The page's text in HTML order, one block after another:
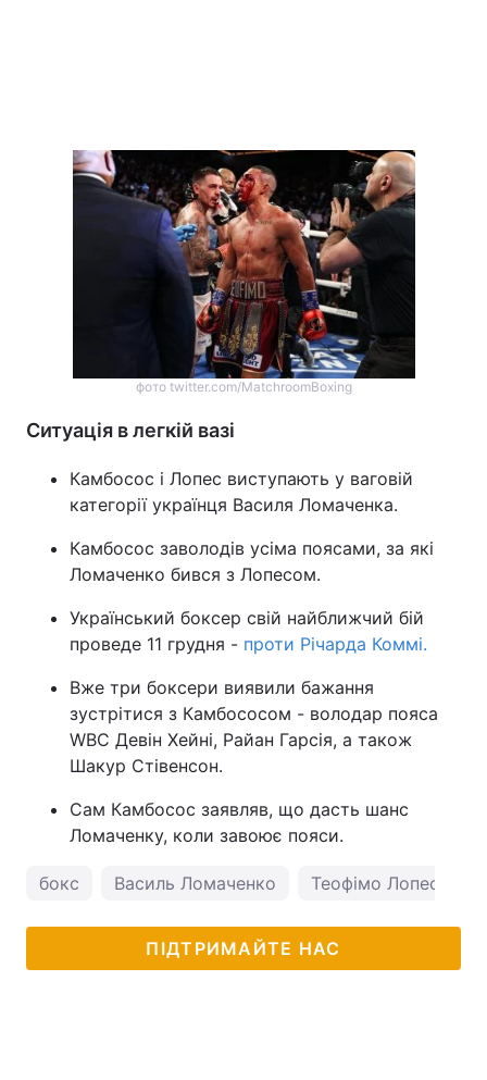
фото twitter.com/MatchroomBoxing
Ситуація в легкій вазі
Камбосос і Лопес виступають у ваговій
категорії українця Василя Ломаченка.
Камбосос заволодів усіма поясами, за які
Ломаченко бився з Лопесом.
Український боксер свій найближчий бій
проведе 11 грудня - проти Річарда Коммі.
Вже три боксери виявили бажання
зустрітися з Камбососом - володар пояса
WBC Девін Хейні, Райан Гарсія, а також
Шакур Стівенсон.
Сам Камбосос заявляв, що дасть шанс
Ломаченку, коли завоює пояси.
бокс Василь Ломаченко Теофімо Лопес
ПІДТРИМАЙТЕ НАС